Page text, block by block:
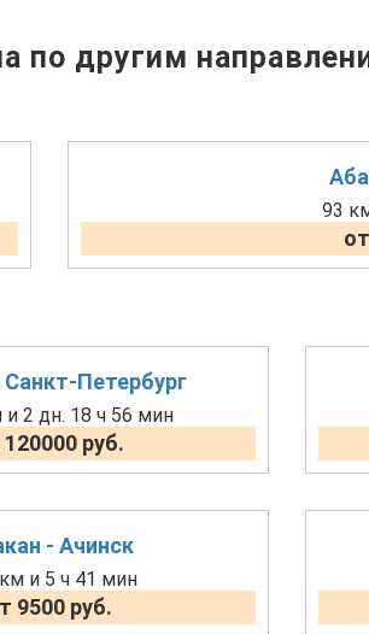
по другим
93
Петербург
и 2 дн. 18 ч 56 мин
руб.
- Ачинск
и 5 ч 41 мин
9500 руб.